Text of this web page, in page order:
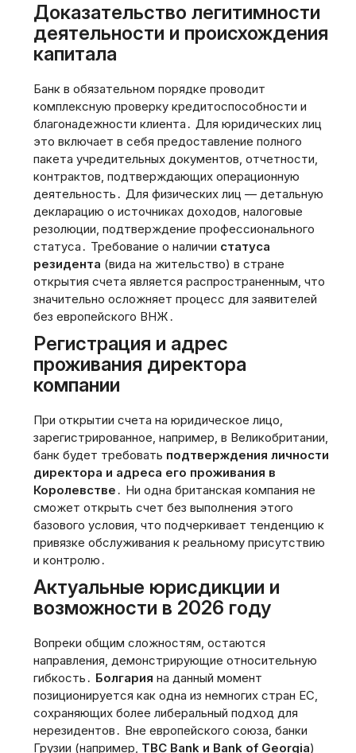
Доказательство легитимности
деятельности и происхождения
капитала
Банк в обязательном порядке проводит
комплексную проверку кредитоспособности и
благонадежности клиента․ Для юридических лиц
это включает в себя предоставление полного
пакета учредительных документов‚ отчетности‚
контрактов‚ подтверждающих операционную
деятельность․ Для физических лиц — детальную
декларацию о источниках доходов‚ налоговые
резолюции‚ подтверждение профессионального
статуса․ Требование о наличии статуса
резидента (вида на жительство) в стране
открытия счета является распространенным‚ что
значительно осложняет процесс для заявителей
без европейского ВНЖ․
Регистрация и адрес
проживания директора
компании
При открытии счета на юридическое лицо‚
зарегистрированное‚ например‚ в Великобритании‚
банк будет требовать подтверждения личности
директора и адреса его проживания в
Королевстве ․ Ни одна британская компания не
сможет открыть счет без выполнения этого
базового условия‚ что подчеркивает тенденцию к
привязке обслуживания к реальному присутствию
и контролю․
Актуальные юрисдикции и
возможности в 2026 году
Вопреки общим сложностям‚ остаются
направления‚ демонстрирующие относительную
гибкость․ Болгария на данный момент
позиционируется как одна из немногих стран ЕС‚
сохраняющих более либеральный подход для
нерезидентов․ Вне европейского союза‚ банки
Грузии (например‚ TBC Bank и Bank of Georgia)